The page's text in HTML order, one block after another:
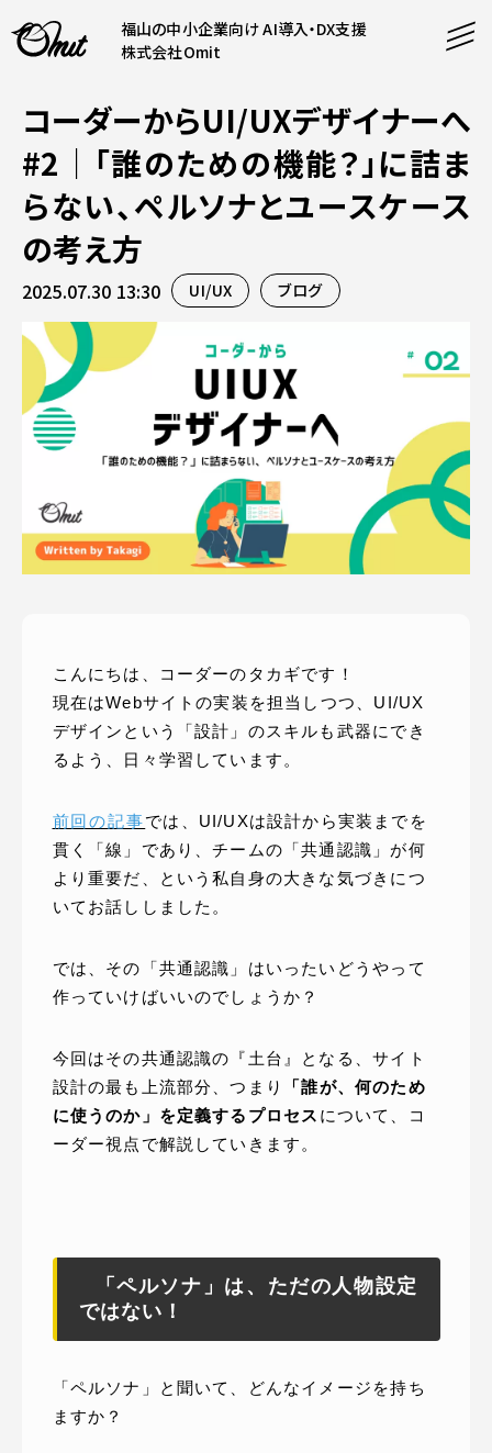
福山の中小企業向け AI導入・DX支援
株式会社Omit
SERVICE
事業内容
AI導入支援
システム開発
ホームページ制作
CONTENT
コンテンツ
課題解決
制作実績
料金表
COMPANY
企業案内
会社概要
採用情報
よくある質問
PRODUCTS
運営サービス
ピッパサック
ヒラメキペーパー
電話でお問い合わせ
月〜金曜10:00 〜 19:00 ( 土日祝定休 )
コーダーからUI/UXデザイナーへ
#2｜「誰のための機能？」に詰ま
らない、ペルソナとユースケース
の考え方
2025.07.30 13:30 UI/UX ブログ
こんにちは、コーダーのタカギです！
現在はWebサイトの実装を担当しつつ、UI/UX
デザインという「設計」のスキルも武器にでき
るよう、日々学習しています。
前回の記事では、UI/UXは設計から実装までを
貫く「線」であり、チームの「共通認識」が何
より重要だ、という私自身の大きな気づきにつ
いてお話ししました。
では、その「共通認識」はいったいどうやって
作っていけばいいのでしょうか？
今回はその共通認識の『土台』となる、サイト
設計の最も上流部分、つまり
「誰が、何のため
に使うのか」を定義するプロセス について、コ
ーダー視点で解説していきます。
「ペルソナ」は、ただの人物設定
ではない！
「ペルソナ」と聞いて、どんなイメージを持ち
ますか？